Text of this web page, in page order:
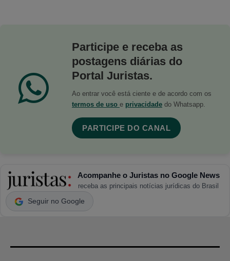
Participe e receba as
postagens diárias do
Portal Juristas.
Ao entrar você está ciente e de acordo com os
termos de uso e privacidade do Whatsapp.
PARTICIPE DO CANAL
Acompanhe o Juristas no Google News
receba as principais notícias jurídicas do Brasil
Seguir no Google